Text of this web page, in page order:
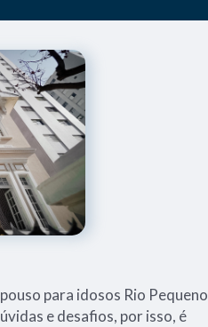
para idosos Rio Pequeno
e desafios, por isso, é